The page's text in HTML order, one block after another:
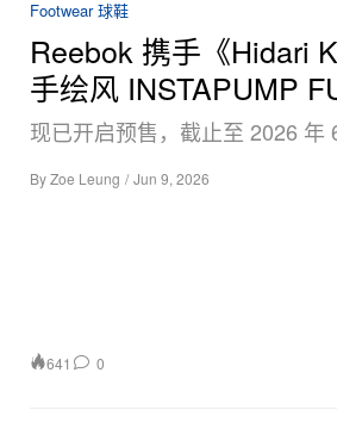
Footwear 球鞋
Reebok 携手《Hidari
手绘风 INSTAPUMP
现已开启预售，截止至 2026 年
ByZoe Leung / Jun 9, 2026
641 0